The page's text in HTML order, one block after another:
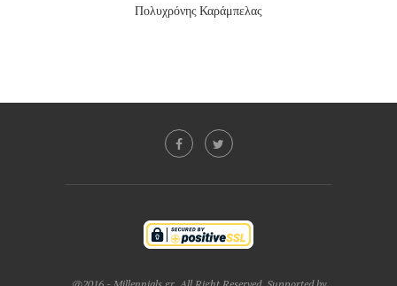
Πολυχρόνης Καράμπελας